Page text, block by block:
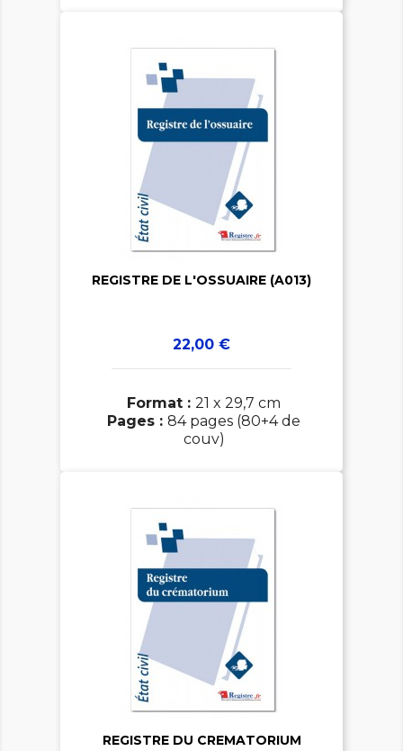

REGISTRE DE L'OSSUAIRE (A013)
Prix
22,00 €
Format : 21 x 29,7 cm
Pages : 84 pages (80+4 de
couv)


REGISTRE DU CREMATORIUM